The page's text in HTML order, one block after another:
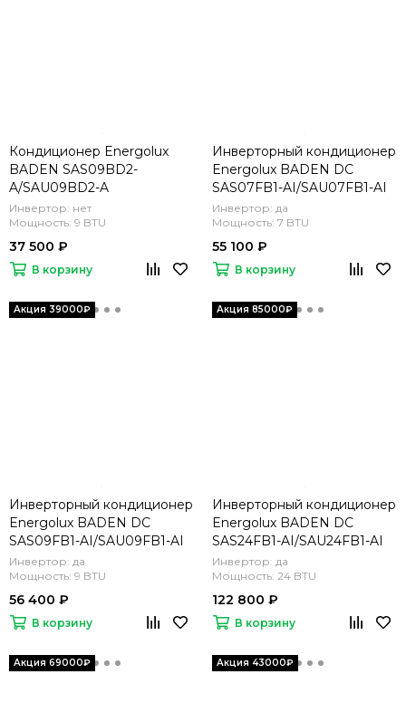
Кондиционер Energolux
BADEN SAS09BD2-
A/SAU09BD2-A
Инвертор: нет
Мощность: 9 BTU
37 500 ₽
В корзину
Инверторный кондиционер
Energolux BADEN DC
SAS07FB1-AI/SAU07FB1-AI
Инвертор: да
Мощность: 7 BTU
55 100 ₽
В корзину
Инверторный кондиционер
Energolux BADEN DC
SAS09FB1-AI/SAU09FB1-AI
Инвертор: да
Мощность: 9 BTU
56 400 ₽
В корзину
Инверторный кондиционер
Energolux BADEN DC
SAS24FB1-AI/SAU24FB1-AI
Инвертор: да
Мощность: 24 BTU
122 800 ₽
В корзину